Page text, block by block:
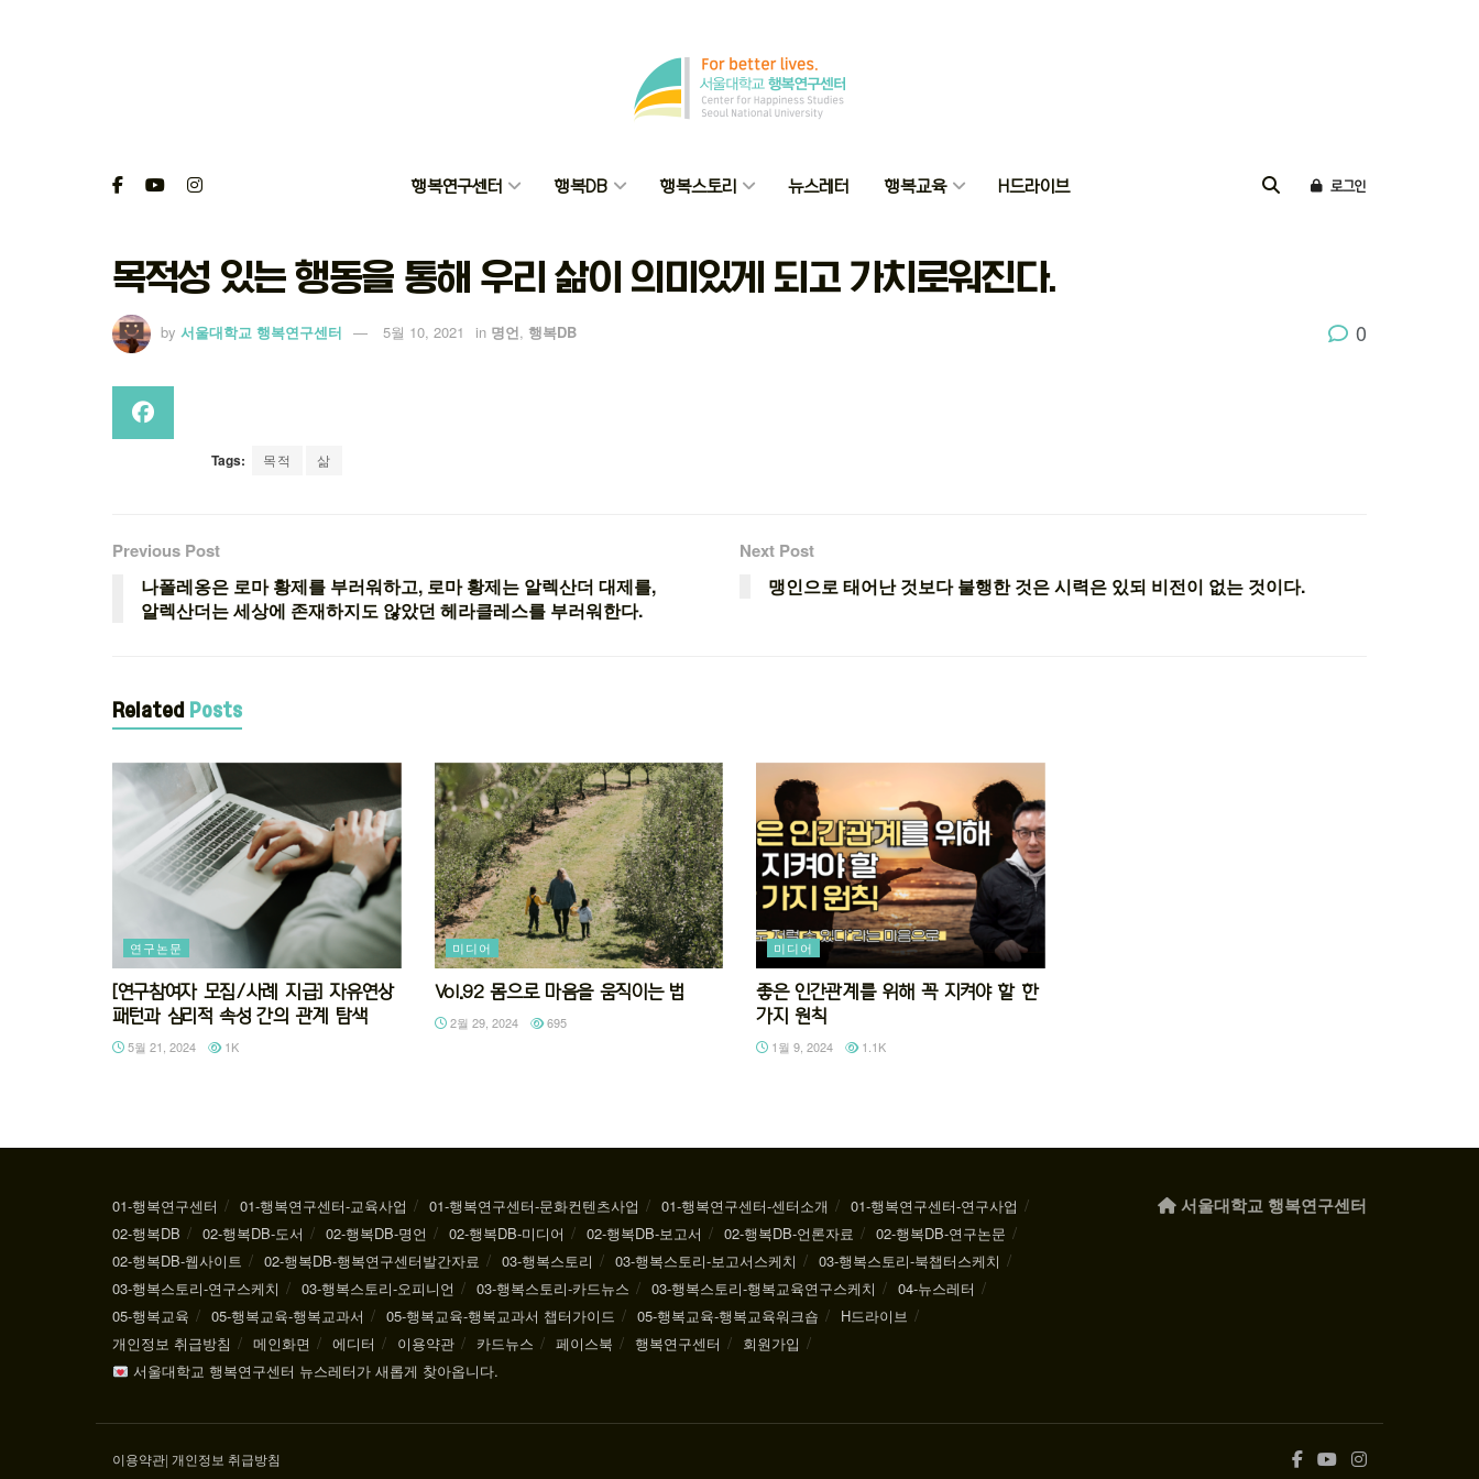
행복연구센터 행복DB 행복스토리 뉴스레터 행복교육 H드라이브 로그인
목적성 있는 행동을 통해 우리 삶이 의미있게 되고 가치로워진다.
by 서울대학교 행복연구센터 5월 10, 2021 in 명언, 행복DB 0
Tags: 목적 삶
Previous Post
나폴레옹은 로마 황제를 부러워하고, 로마 황제는 알렉산더 대제를,
알렉산더는 세상에 존재하지도 않았던 헤라클레스를 부러워한다.
Next Post
맹인으로 태어난 것보다 불행한 것은 시력은 있되 비전이 없는 것이다.
Related Posts
연구논문
[연구참여자 모집/사례 지급] 자유연상
패턴과 심리적 속성 간의 관계 탐색
5월 21, 2024
1K
미디어
Vol.92 몸으로 마음을 움직이는 법
2월 29, 2024
695
미디어
좋은 인간관계를 위해 꼭 지켜야 할 한
가지 원칙
1월 9, 2024
1.1K
01-행복연구센터 01-행복연구센터-교육사업 01-행복연구센터-문화컨텐츠사업 01-행복연구센터-센터소개
01-행복연구센터-연구사업
02-행복DB
02-행복DB-도서 02-행복DB-명언 02-행복DB-미디어 02-행복DB-보고서 02-행복DB-언론자료
02-행복DB-연구논문
02-행복DB-웹사이트
02-행복DB-행복연구센터발간자료 03-행복스토리 03-행복스토리-보고서스케치
03-행복스토리-북챕터스케치
03-행복스토리-연구스케치
03-행복스토리-오피니언 03-행복스토리-카드뉴스 03-행복스토리-행복교육연구스케치
04-뉴스레터
05-행복교육
05-행복교육-행복교과서 05-행복교육-행복교과서 챕터가이드 05-행복교육-행복교육워크숍
H드라이브
개인정보 취급방침
메인화면 에디터 이용약관 카드뉴스 페이스북 행복연구센터
회원가입
서울대학교 행복연구센터 뉴스레터가 새롭게 찾아옵니다.
서울대학교 행복연구센터
이용약관| 개인정보 취급방침